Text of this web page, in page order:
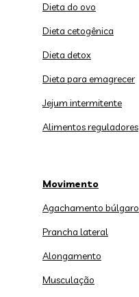
Dieta do ovo
Dieta cetogênica
Dieta detox
Dieta para emagrecer
Jejum intermitente
Alimentos reguladores
Movimento
Agachamento búlgaro
Prancha lateral
Alongamento
Musculação